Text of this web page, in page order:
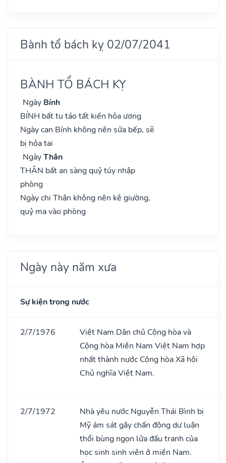
Bành tổ bách kỵ 02/07/2041
BÀNH TỔ BÁCH KỴ
Ngày Bính
BÍNH bất tu táo tất kiến hỏa ương
Ngày can Bính không nên sửa bếp, sẽ
bị hỏa tai
NgàyThân
THÂN bất an sàng quỷ túy nhập
phòng
Ngày chi Thân không nên kê giường,
quỷ ma vào phòng
Ngày này năm xưa
Sự kiện trong nước
2/7/1976
Việt Nam Dân chủ Cộng hòa và
Cộng hòa Miền Nam Việt Nam hợp
nhất thành nước Cộng hòa Xã hội
Chủ nghĩa Việt Nam.
2/7/1972
Nhà yêu nước Nguyễn Thái Bình bị
Mỹ ám sát gây chấn động dư luận
thổi bùng ngọn lửa đấu tranh của
học sinh sinh viên ở miền Nam.